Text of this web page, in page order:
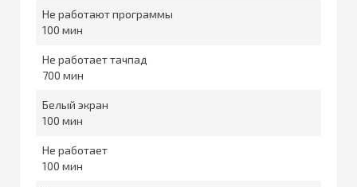
Не работают программы
100
Не работает тачпад
700
Белый экран
100
Не работает
100